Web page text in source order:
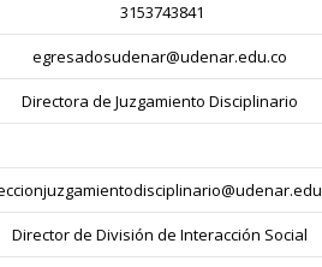
3153743841
egresadosudenar@udenar.edu.co
Directora de Juzgamiento Disciplinario
Director de División de Interacción Social